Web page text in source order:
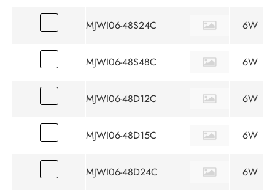
MJWI06-48S24C 6W
MJWI06-48S48C 6W
MJWI06-48D12C 6W
MJWI06-48D15C 6W
MJWI06-48D24C 6W